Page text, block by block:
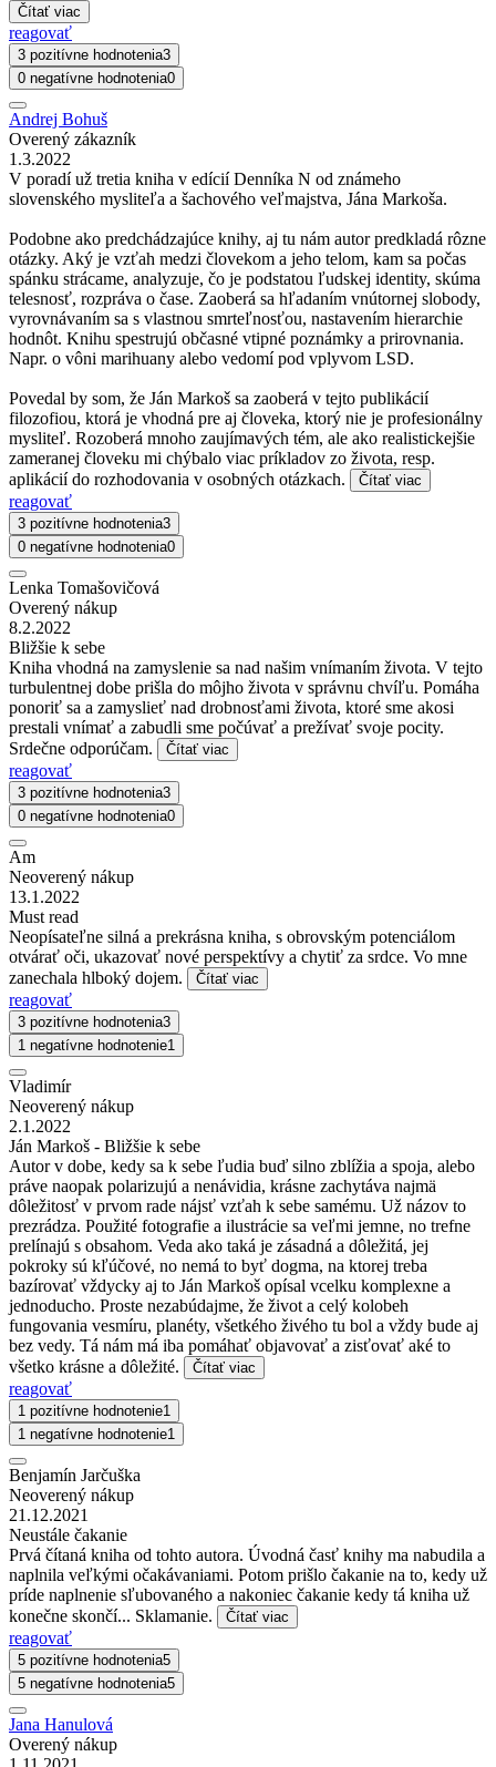
Čítať viac
reagovať
3 pozitívne hodnotenia3
0 negatívne hodnotenia0
Andrej Bohuš
Overený zákazník
1.3.2022
V poradí už tretia kniha v edícií Denníka N od známeho
slovenského mysliteľa a šachového veľmajstva, Jána Markoša.
Podobne ako predchádzajúce knihy, aj tu nám autor predkladá rôzne
otázky. Aký je vzťah medzi človekom a jeho telom, kam sa počas
spánku strácame, analyzuje, čo je podstatou ľudskej identity, skúma
telesnosť, rozpráva o čase. Zaoberá sa hľadaním vnútornej slobody,
vyrovnávaním sa s vlastnou smrteľnosťou, nastavením hierarchie
hodnôt. Knihu spestrujú občasné vtipné poznámky a prirovnania.
Napr. o vôni marihuany alebo vedomí pod vplyvom LSD.
Povedal by som, že Ján Markoš sa zaoberá v tejto publikácií
filozofiou, ktorá je vhodná pre aj človeka, ktorý nie je profesionálny
mysliteľ. Rozoberá mnoho zaujímavých tém, ale ako realistickejšie
zameranej človeku mi chýbalo viac príkladov zo života, resp.
aplikácií do rozhodovania v osobných otázkach.
Čítať viac
reagovať
3 pozitívne hodnotenia3
0 negatívne hodnotenia0
Lenka Tomašovičová
Overený nákup
8.2.2022
Bližšie k sebe
Kniha vhodná na zamyslenie sa nad našim vnímaním života. V tejto
turbulentnej dobe prišla do môjho života v správnu chvíľu. Pomáha
ponoriť sa a zamyslieť nad drobnosťami života, ktoré sme akosi
prestali vnímať a zabudli sme počúvať a prežívať svoje pocity.
Srdečne odporúčam.
Čítať viac
reagovať
3 pozitívne hodnotenia3
0 negatívne hodnotenia0
Am
Neoverený nákup
13.1.2022
Must read
Neopísateľne silná a prekrásna kniha, s obrovským potenciálom
otvárať oči, ukazovať nové perspektívy a chytiť za srdce. Vo mne
zanechala hlboký dojem.
Čítať viac
reagovať
3 pozitívne hodnotenia3
1 negatívne hodnotenie1
Vladimír
Neoverený nákup
2.1.2022
Ján Markoš - Bližšie k sebe
Autor v dobe, kedy sa k sebe ľudia buď silno zblížia a spoja, alebo
práve naopak polarizujú a nenávidia, krásne zachytáva najmä
dôležitosť v prvom rade nájsť vzťah k sebe samému. Už názov to
prezrádza. Použité fotografie a ilustrácie sa veľmi jemne, no trefne
prelínajú s obsahom. Veda ako taká je zásadná a dôležitá, jej
pokroky sú kľúčové, no nemá to byť dogma, na ktorej treba
bazírovať vždycky aj to Ján Markoš opísal vcelku komplexne a
jednoducho. Proste nezabúdajme, že život a celý kolobeh
fungovania vesmíru, planéty, všetkého živého tu bol a vždy bude aj
bez vedy. Tá nám má iba pomáhať objavovať a zisťovať aké to
všetko krásne a dôležité.
Čítať viac
reagovať
1 pozitívne hodnotenie1
1 negatívne hodnotenie1
Benjamín Jarčuška
Neoverený nákup
21.12.2021
Neustále čakanie
Prvá čítaná kniha od tohto autora. Úvodná časť knihy ma nabudila a
naplnila veľkými očakávaniami. Potom prišlo čakanie na to, kedy už
príde naplnenie sľubovaného a nakoniec čakanie kedy tá kniha už
konečne skončí... Sklamanie.
Čítať viac
reagovať
5 pozitívne hodnotenia5
5 negatívne hodnotenia5
Jana Hanulová
Overený nákup